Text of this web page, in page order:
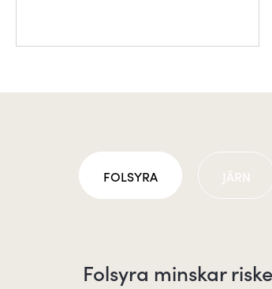
FOLSYRA JÄRN
Folsyra minskar